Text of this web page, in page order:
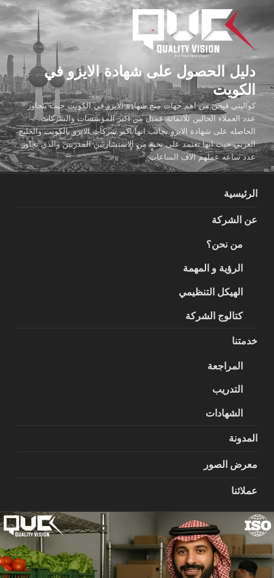
المحتوى
دليل الحصول على شهادة الايزو في
الكويت
كواليتي فيجن من اهم جهات منح شهادة الايزو في الكويت حيث يتجاوز
عدد العملاء الحالين ثلاثمائة عميل من اكبر المؤسسات والشركات
الحاصله على شهادة الايزو بجانب انها اكبر شركات الايزو بالكويت والخليج
العربي حيث انها تعتمد على نخبة من الاستشاريين المدربين والذي تجاوز
عدد ساعه عملهم الاف الساعات
الرئيسية
عن الشركة
من نحن؟
الرؤية و المهمة
الهيكل التنظيمي
كتالوج الشركة
خدمتنا
المراجعة
التدريب
الشهادات
المدونة
معرض الصور
عملائنا